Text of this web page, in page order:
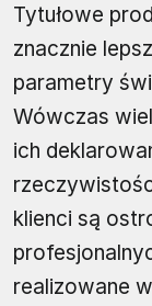
Tytułowe
znacznie
parametry
Wówczas
ich
klienci są
realizowane